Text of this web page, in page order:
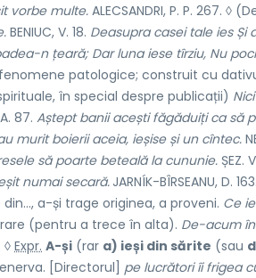
vorbe multe.ALECSANDRI, P. P. 267. ◊
BENIUC, V. 18. Deasupra casei tale ies Și
n țeară; Dar luna iese tîrziu, Nu
fenomene patologice; construit cu
în special despre publicații)
87. Aștept banii acești făgăduiți ca să
murit boierii aceia, ieșise și un cîntec.
să poarte beteală la cununie. ȘEZ.
numai secară.JARNÍK-BÎRSEANU, D. 163.
din..., a-și trage originea, a proveni. Ce
(pentru a trece în alta). De-acum
◊ Expr. A-și (rar a) ieși din sărite (sau
[Directorul] pe lucrători îi frigea